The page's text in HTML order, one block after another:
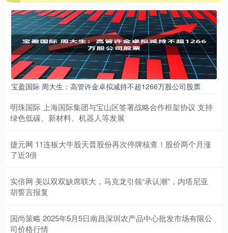
宝盈国际 周大生：高管许金卓拟减持不超1266万股公司股票
明珠国际 上海国际集团与宝山区签署战略合作框架协议 支持
绿色低碳、新材料、机器人等发展
捷元网 11连板大牛股天普股份再次停牌核查！股价两个月涨
了近3倍
实倍网 美以双双缺席联大，马克龙引领“承认潮”，内塔尼亚
胡誓言报复
国尚策略 2025年5月5日南昌深圳农产品中心批发市场有限公
司价格行情